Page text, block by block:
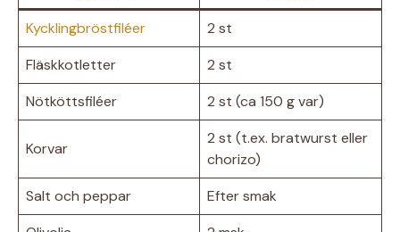
Kycklingbröstfiléer
2 st
Fläskkotletter
2 st
Nötköttsfiléer
2 st (ca 150 g var)
Korvar
2 st (t.ex. bratwurst eller
chorizo)
Salt och peppar
Efter smak